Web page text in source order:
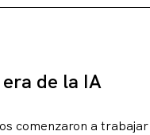
de la IA
comenzaron a trabajar